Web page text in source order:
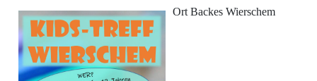
Ort Backes Wierschem